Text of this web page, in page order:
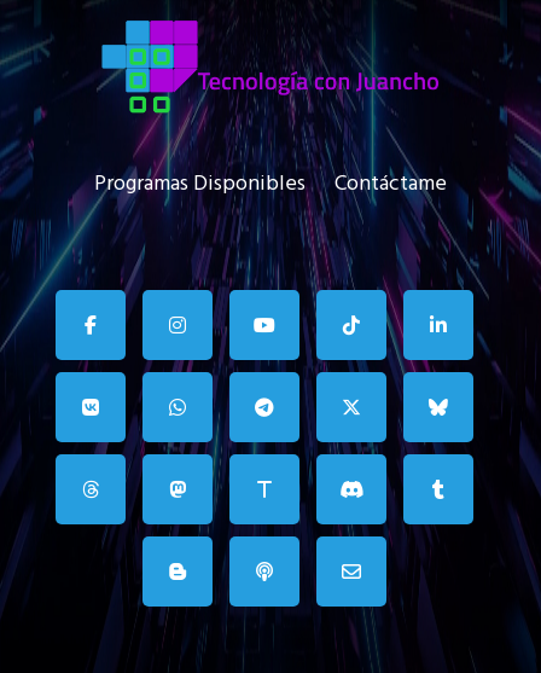
Programas Disponibles Contáctame